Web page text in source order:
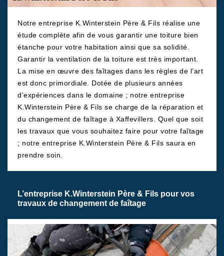
Notre entreprise K.Winterstein Père & Fils réalise une
étude complète afin de vous garantir une toiture bien
étanche pour votre habitation ainsi que sa solidité.
Garantir la ventilation de la toiture est très important.
La mise en œuvre des faîtages dans les règles de l’art
est donc primordiale. Dotée de plusieurs années
d’expériences dans le domaine ; notre entreprise
K.Winterstein Père & Fils se charge de la réparation et
du changement de faîtage à Xaffevillers. Quel que soit
les travaux que vous souhaitez faire pour votre faîtage
; notre entreprise K.Winterstein Père & Fils saura en
prendre soin.
L’entreprise K.Winterstein Père & Fils pour vos
travaux de changement de faîtage